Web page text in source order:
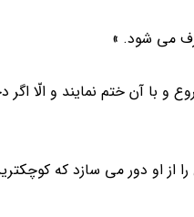
می شود. »
با آن ختم نمایند و الّا اگر
او دور می سازد که